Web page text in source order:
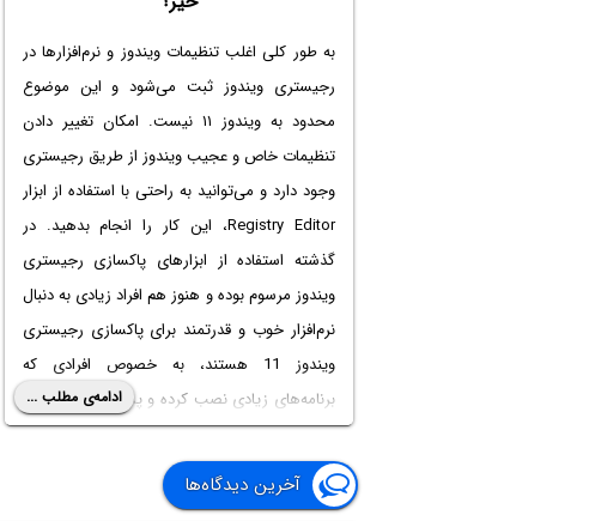
به طور کلی اغلب تنظیمات ویندوز و نرم‌افزارها در
رجیستری ویندوز ثبت می‌شود و این موضوع
محدود به ویندوز ۱۱ نیست. امکان تغییر دادن
تنظیمات خاص و عجیب ویندوز از طریق رجیستری
وجود دارد و می‌توانید به راحتی با استفاده از ابزار
Registry Editor، این کار را انجام بدهید. در
گذشته استفاده از ابزارهای پاکسازی رجیستری
ویندوز مرسوم بوده و هنوز هم افراد زیادی به دنبال
نرم‌افزار خوب و قدرتمند برایپاکسازی رجیستری
ویندوز 11
هستند، به خصوص افرادی که
برنامه‌های زیادی نصب کرده و پس از مدتی حذف
می‌کنند. علت این است که پاکسازی اطلاعات
اضافی رجیستری ممکن است سرعت کامپیوتری
ویندوزی را افزایش دهد. اما آیا پاکسازی
ادامه‌ی مطلب ...
آخرین دیدگاه‌ها